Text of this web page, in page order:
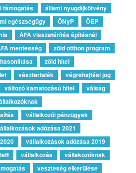
támogatás
állami nyugdíjkötvény
egészségügy ÖNyP
ÖEP
ÁFA visszatérítés építésnél
mentesség
zöld otthon program
zöld hitel
vésztartalék
végrehajtási jog
változó kamatozású hitel
válság
vállalkozói pénzügyek
adózása 2021
vállalkozások adózása 2019
vállalkozás
vállakozóknak
veszteség elkerülése